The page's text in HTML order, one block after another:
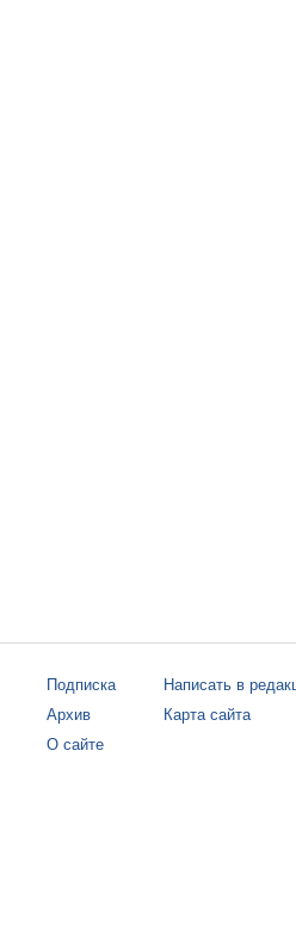
Подписка
Архив
О сайте
Написать в
Карта сайта